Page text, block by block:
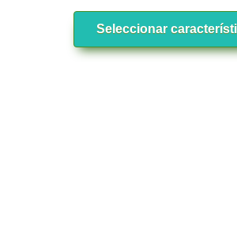
Seleccionar